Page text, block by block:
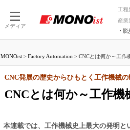
メディア
工程
産業
脱
つながる工場
つながるサービ
AI×設備
Physical
MONOist > Factory Automation > CNCとは何か～工作
CNCとは何か～工作機
CNC発展の歴史からひもとく工作機械の
本連載では、工作機械史上最大の発明